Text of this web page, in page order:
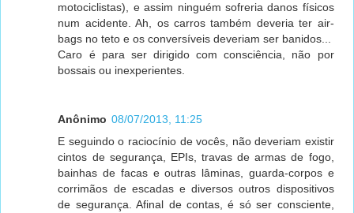
motociclistas), e assim ninguém sofreria danos físicos
num acidente. Ah, os carros também deveria ter air-
bags no teto e os conversíveis deveriam ser banidos...
Caro é para ser dirigido com consciência, não por
bossais ou inexperientes.
Anônimo 08/07/2013, 11:25
E seguindo o raciocínio de vocês, não deveriam existir
cintos de segurança, EPIs, travas de armas de fogo,
bainhas de facas e outras lâminas, guarda-corpos e
corrimãos de escadas e diversos outros dispositivos
de segurança. Afinal de contas, é só ser consciente,